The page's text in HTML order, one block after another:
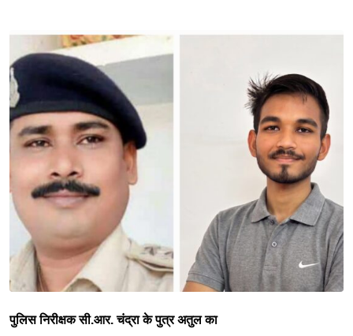
पुलिस निरीक्षक सी.आर. चंद्रा के पुत्र अतुल का